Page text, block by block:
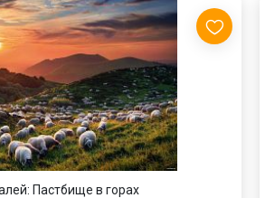
Пастбище в горах